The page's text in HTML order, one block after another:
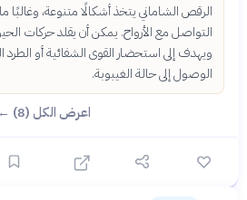
الرقص الشاماني يتخذ أشكالًا متنوعة، وغالبًا
التواصل مع الأرواح. يمكن أن يقلد حركات
ويهدف إلى استحضار القوى الشفائية أو الطرد
الوصول إلى حالة الغيبوبة.
اعرض الكل (8) ←